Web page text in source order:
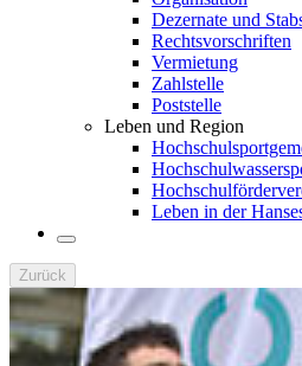
Dezernate und
Rechtsvorschriften
Vermietung
Zahlstelle
Poststelle
Leben und Region
Leben in der
Zurück